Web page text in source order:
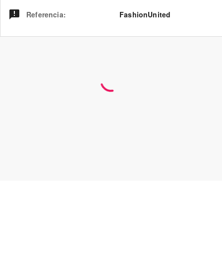
Referencia: FashionUnited